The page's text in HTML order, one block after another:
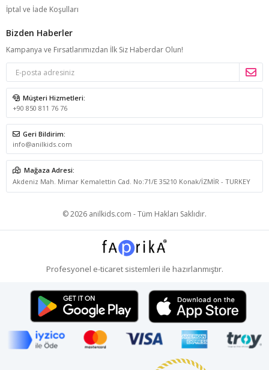
İptal ve İade Koşulları
Bizden Haberler
Kampanya ve Fırsatlarımızdan İlk Siz Haberdar Olun!
Müşteri Hizmetleri:
+90 850 811 76 76
Geri Bildirim:
info@anilkids.com
Mağaza Adresi:
Akdeniz Mah. Mimar Kemalettin Cad. No:71/E 35210 Konak/İZMİR - TURKEY
© 2026 anilkids.com - Tüm Hakları Saklıdır.
Profesyonel e-ticaretsistemleri ile hazırlanmıştır.